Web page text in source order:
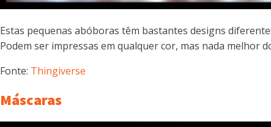
Estas pequenas abóboras têm bastantes designs
Podem ser impressas em qualquer cor, mas nada melhor
Fonte: Thingiverse
Máscaras